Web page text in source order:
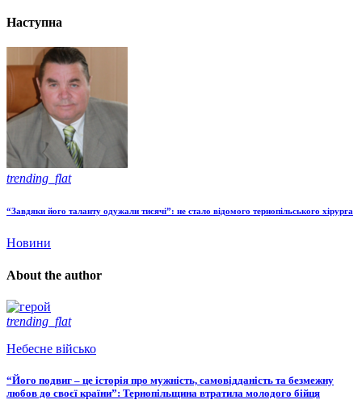
Наступна
trending_flat
“Завдяки його таланту одужали тисячі”: не стало відомого тернопільського хірурга
Новини
About the author
trending_flat
Небесне військо
“Його подвиг – це історія про мужність, самовідданість та безмежну
любов до своєї країни”: Тернопільщина втратила молодого бійця